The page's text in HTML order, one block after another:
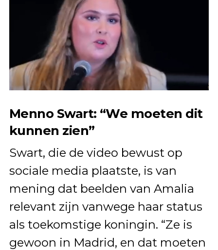
Menno Swart: “We moeten dit
kunnen zien”
Swart, die de video bewust op
sociale media plaatste, is van
mening dat beelden van Amalia
relevant zijn vanwege haar status
als toekomstige koningin. “Ze is
gewoon in Madrid, en dat moeten